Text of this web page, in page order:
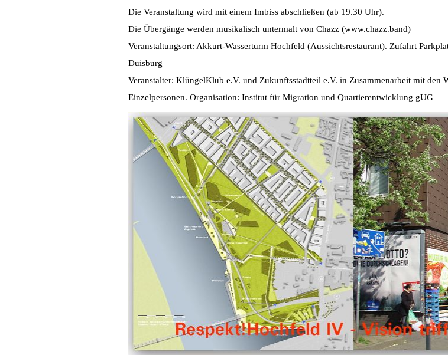
Die Veranstaltung wird mit einem Imbiss abschließen (ab 19.30 Uhr).
Die Übergänge werden musikalisch untermalt von Chazz (www.chazz.band)
Veranstaltungsort: Akkurt-Wasserturm Hochfeld (Aussichtsrestaurant). Zufahrt
Duisburg
Veranstalter: KlüngelKlub e.V. und Zukunftsstadtteil e.V. in Zusammenarbeit mit den
Einzelpersonen. Organisation: Institut für Migration und Quartierentwicklung gUG